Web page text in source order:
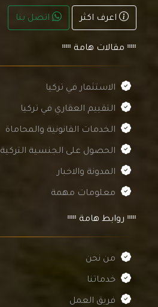
اعرف اكثر اتصل بنا
مقالات هامة
الاستثمار في تركيا
التقييم العقاري في تركيا
الخدمات القانونية والمحاماة
الحصول على الجنسية التركية
المدونة والاخبار
معلومات مهمة
روابط هامة
من نحن
خدماتنا
فريق العمل